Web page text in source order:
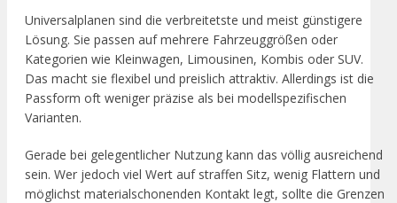
Universalplanen sind die verbreitetste und meist günstigere
Lösung. Sie passen auf mehrere Fahrzeuggrößen oder
Kategorien wie Kleinwagen, Limousinen, Kombis oder SUV.
Das macht sie flexibel und preislich attraktiv. Allerdings ist die
Passform oft weniger präzise als bei modellspezifischen
Varianten.
Gerade bei gelegentlicher Nutzung kann das völlig ausreichend
sein. Wer jedoch viel Wert auf straffen Sitz, wenig Flattern und
möglichst materialschonenden Kontakt legt, sollte die Grenzen